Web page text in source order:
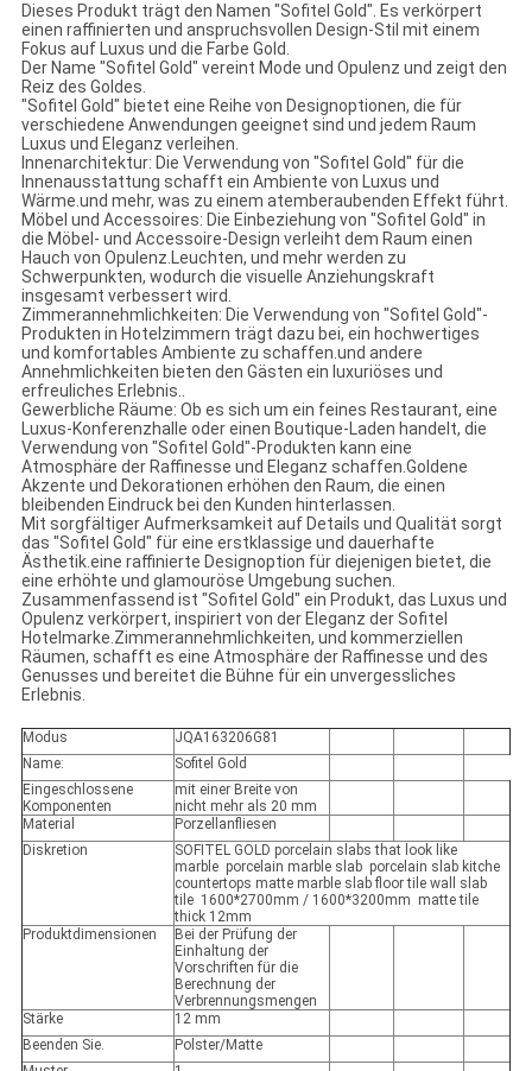
Dieses Produkt trägt den Namen "Sofitel Gold". Es verkörpert
einen raffinierten und anspruchsvollen Design-Stil mit einem
Fokus auf Luxus und die Farbe Gold.
Der Name "Sofitel Gold" vereint Mode und Opulenz und zeigt den
Reiz des Goldes.
"Sofitel Gold" bietet eine Reihe von Designoptionen, die für
verschiedene Anwendungen geeignet sind und jedem Raum
Luxus und Eleganz verleihen.
Innenarchitektur: Die Verwendung von "Sofitel Gold" für die
Innenausstattung schafft ein Ambiente von Luxus und
Wärme.und mehr, was zu einem atemberaubenden Effekt führt.
Möbel und Accessoires: Die Einbeziehung von "Sofitel Gold" in
die Möbel- und Accessoire-Design verleiht dem Raum einen
Hauch von Opulenz.Leuchten, und mehr werden zu
Schwerpunkten, wodurch die visuelle Anziehungskraft
insgesamt verbessert wird.
Zimmerannehmlichkeiten: Die Verwendung von "Sofitel Gold"-
Produkten in Hotelzimmern trägt dazu bei, ein hochwertiges
und komfortables Ambiente zu schaffen.und andere
Annehmlichkeiten bieten den Gästen ein luxuriöses und
erfreuliches Erlebnis..
Gewerbliche Räume: Ob es sich um ein feines Restaurant, eine
Luxus-Konferenzhalle oder einen Boutique-Laden handelt, die
Verwendung von "Sofitel Gold"-Produkten kann eine
Atmosphäre der Raffinesse und Eleganz schaffen.Goldene
Akzente und Dekorationen erhöhen den Raum, die einen
bleibenden Eindruck bei den Kunden hinterlassen.
Mit sorgfältiger Aufmerksamkeit auf Details und Qualität sorgt
das "Sofitel Gold" für eine erstklassige und dauerhafte
Ästhetik.eine raffinierte Designoption für diejenigen bietet, die
eine erhöhte und glamouröse Umgebung suchen.
Zusammenfassend ist "Sofitel Gold" ein Produkt, das Luxus und
Opulenz verkörpert, inspiriert von der Eleganz der Sofitel
Hotelmarke.Zimmerannehmlichkeiten, und kommerziellen
Räumen, schafft es eine Atmosphäre der Raffinesse und des
Genusses und bereitet die Bühne für ein unvergessliches
Erlebnis.
Modus
JQA163206G81
Name:
Sofitel Gold
Eingeschlossene
Komponenten
mit einer Breite von
nicht mehr als 20 mm
Material
Porzellanfliesen
Diskretion
SOFITEL GOLD porcelain slabs that look like
marble porcelain marble slab porcelain slab kitche
countertops matte marble slab floor tile wall slab
tile 1600*2700mm / 1600*3200mm matte tile
thick 12mm
Produktdimensionen
Bei der Prüfung der
Einhaltung der
Vorschriften für die
Berechnung der
Verbrennungsmengen
Stärke
12 mm
Beenden Sie.
Polster/Matte